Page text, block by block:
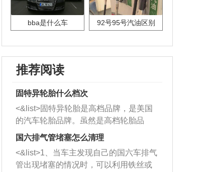
bba是什么车 92号95号汽油区别
推荐阅读
固特异轮胎什么档次
<&list>固特异轮胎是高档品牌，是美国
的汽车轮胎品牌。虽然是高档轮胎品
牌，但是中高低端的轮胎都有生产，这
也是为了更好的开拓市场。
国六排气管堵塞怎么清理
<&list>1、当车主发现自己的国六车排气
管出现堵塞的情况时，可以利用铁丝或